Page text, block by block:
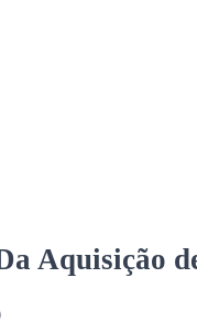
Aquisição